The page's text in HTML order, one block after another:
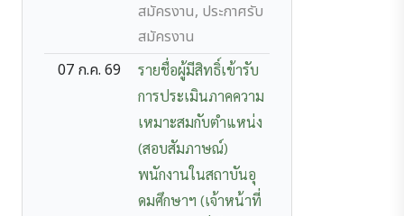
สมัครงาน, ประกาศรับ
สมัครงาน
07 ก.ค. 69
รายชื่อผู้มีสิทธิ์เข้ารับ
การประเมินภาคความ
เหมาะสมกับตำแหน่ง
(สอบสัมภาษณ์)
พนักงานในสถาบันอุ
ดมศึกษาฯ (เจ้าหน้าที่